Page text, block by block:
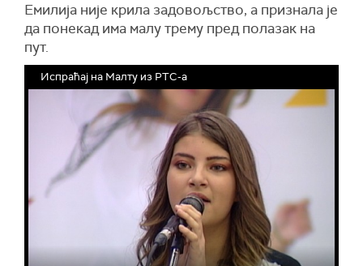
Емилија није крила задовољство, а признала је
да понекад има малу трему пред полазак на
пут.
Испраћај на Малту из РТС-а